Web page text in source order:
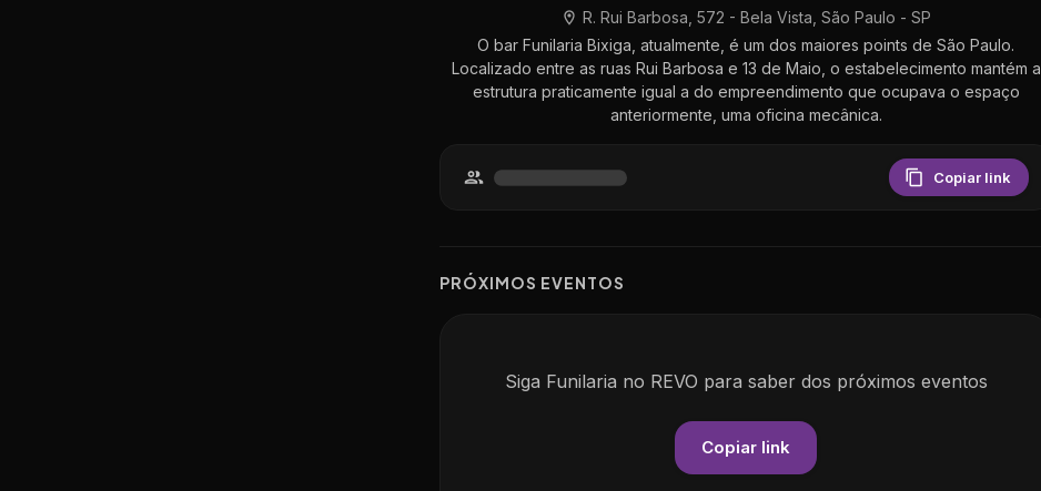
R. Rui Barbosa, 572 - Bela Vista, São Paulo - SP
O bar Funilaria Bixiga, atualmente, é um dos maiores points de São Paulo.
Localizado entre as ruas Rui Barbosa e 13 de Maio, o estabelecimento mantém a
estrutura praticamente igual a do empreendimento que ocupava o espaço
anteriormente, uma oficina mecânica.
Copiar link
PRÓXIMOS EVENTOS
Siga Funilaria no REVO para saber dos próximos eventos
Copiar link